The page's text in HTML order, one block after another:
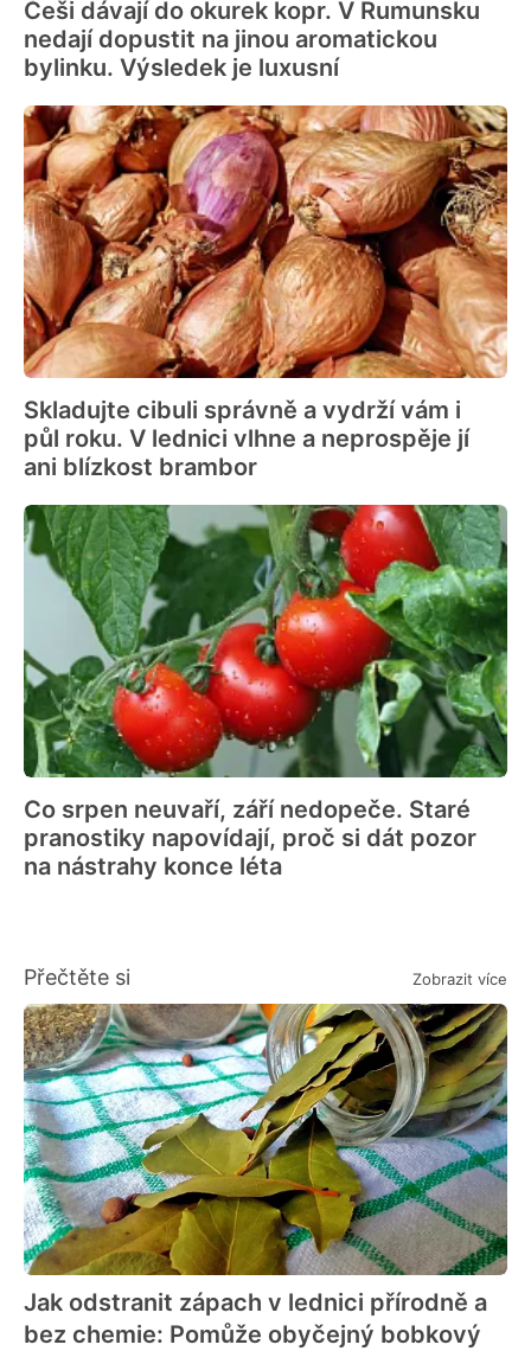
Češi dávají do okurek kopr. V Rumunsku
nedají dopustit na jinou aromatickou
bylinku. Výsledek je luxusní
Skladujte cibuli správně a vydrží vám i
půl roku. V lednici vlhne a neprospěje jí
ani blízkost brambor
Co srpen neuvaří, září nedopeče. Staré
pranostiky napovídají, proč si dát pozor
na nástrahy konce léta
Přečtěte si Zobrazit více
Jak odstranit zápach v lednici přírodně a
bez chemie: Pomůže obyčejný bobkový